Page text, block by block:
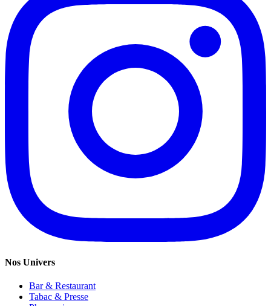
Nos Univers
Bar & Restaurant
Tabac & Presse